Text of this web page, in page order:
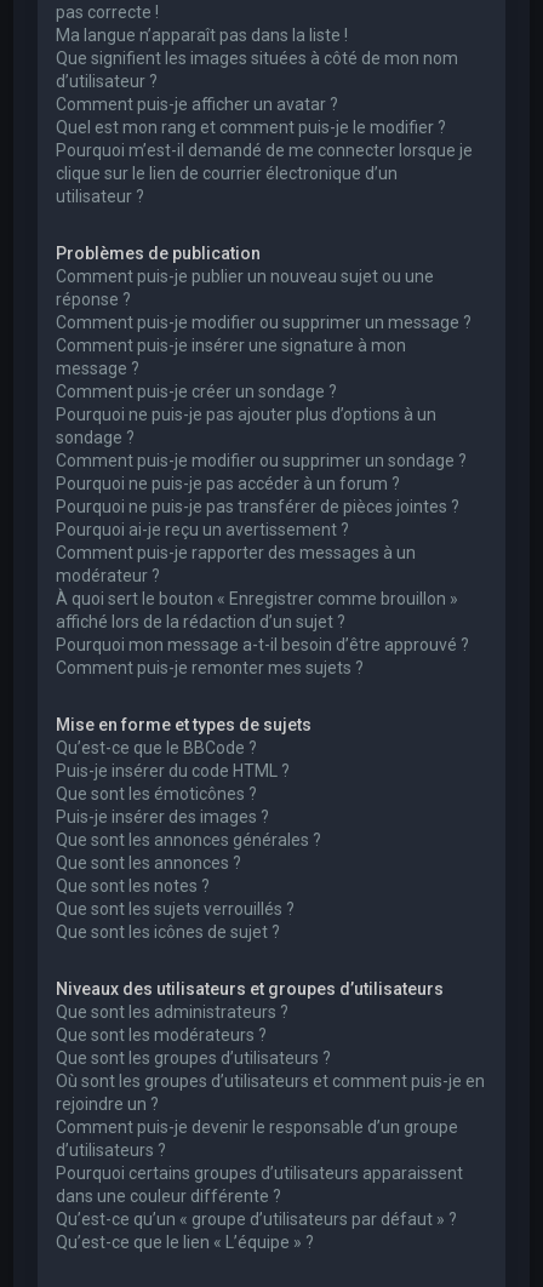
pas correcte !
Ma langue n’apparaît pas dans la liste !
Que signifient les images situées à côté de mon nom
d’utilisateur ?
Comment puis-je afficher un avatar ?
Quel est mon rang et comment puis-je le modifier ?
Pourquoi m’est-il demandé de me connecter lorsque je
clique sur le lien de courrier électronique d’un
utilisateur ?
Problèmes de publication
Comment puis-je publier un nouveau sujet ou une
réponse ?
Comment puis-je modifier ou supprimer un message ?
Comment puis-je insérer une signature à mon
message ?
Comment puis-je créer un sondage ?
Pourquoi ne puis-je pas ajouter plus d’options à un
sondage ?
Comment puis-je modifier ou supprimer un sondage ?
Pourquoi ne puis-je pas accéder à un forum ?
Pourquoi ne puis-je pas transférer de pièces jointes ?
Pourquoi ai-je reçu un avertissement ?
Comment puis-je rapporter des messages à un
modérateur ?
À quoi sert le bouton « Enregistrer comme brouillon »
affiché lors de la rédaction d’un sujet ?
Pourquoi mon message a-t-il besoin d’être approuvé ?
Comment puis-je remonter mes sujets ?
Mise en forme et types de sujets
Qu’est-ce que le BBCode ?
Puis-je insérer du code HTML ?
Que sont les émoticônes ?
Puis-je insérer des images ?
Que sont les annonces générales ?
Que sont les annonces ?
Que sont les notes ?
Que sont les sujets verrouillés ?
Que sont les icônes de sujet ?
Niveaux des utilisateurs et groupes d’utilisateurs
Que sont les administrateurs ?
Que sont les modérateurs ?
Que sont les groupes d’utilisateurs ?
Où sont les groupes d’utilisateurs et comment puis-je en
rejoindre un ?
Comment puis-je devenir le responsable d’un groupe
d’utilisateurs ?
Pourquoi certains groupes d’utilisateurs apparaissent
dans une couleur différente ?
Qu’est-ce qu’un « groupe d’utilisateurs par défaut » ?
Qu’est-ce que le lien « L’équipe » ?